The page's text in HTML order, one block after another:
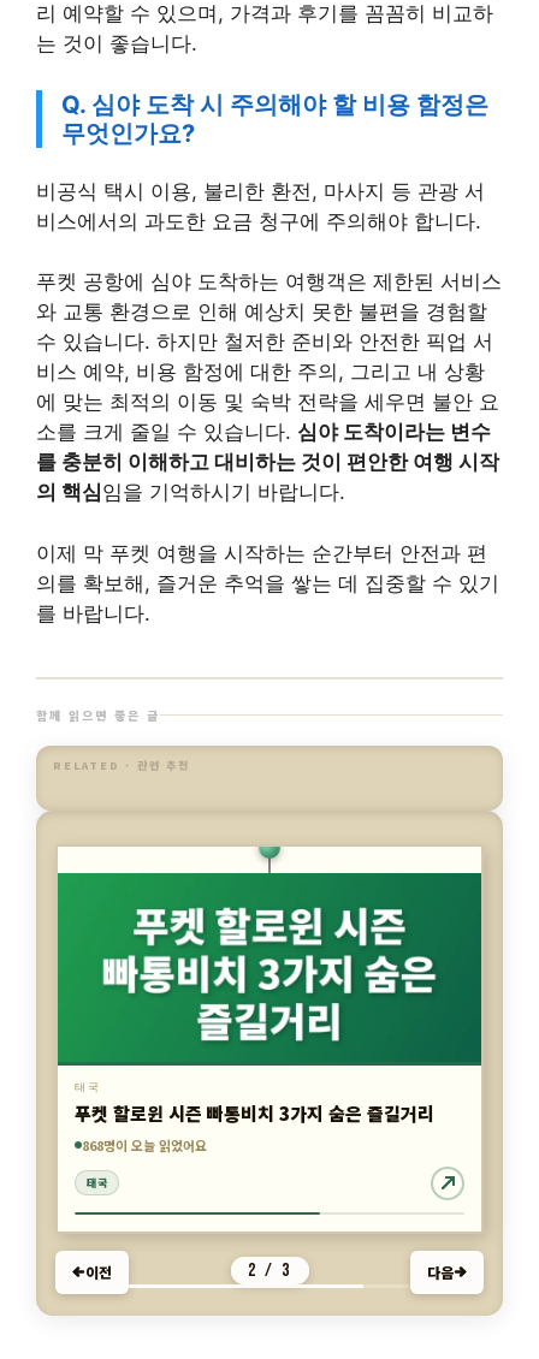
리 예약할 수 있으며, 가격과 후기를 꼼꼼히 비교하
는 것이 좋습니다.
Q. 심야 도착 시 주의해야 할 비용 함정은
무엇인가요?
비공식 택시 이용, 불리한 환전, 마사지 등 관광 서
비스에서의 과도한 요금 청구에 주의해야 합니다.
푸켓 공항에 심야 도착하는 여행객은 제한된 서비스
와 교통 환경으로 인해 예상치 못한 불편을 경험할
수 있습니다. 하지만 철저한 준비와 안전한 픽업 서
비스 예약, 비용 함정에 대한 주의, 그리고 내 상황
에 맞는 최적의 이동 및 숙박 전략을 세우면 불안 요
소를 크게 줄일 수 있습니다. 심야 도착이라는 변수
를 충분히 이해하고 대비하는 것이 편안한 여행 시작
의 핵심임을 기억하시기 바랍니다.
이제 막 푸켓 여행을 시작하는 순간부터 안전과 편
의를 확보해, 즐거운 추억을 쌓는 데 집중할 수 있기
를 바랍니다.
함께 읽으면 좋은 글
RELATED · 관련 추천
5,126명이 오늘 읽었어요
태국
푸켓 할로윈 시즌 빠통비치 3가지 숨은 즐길거리
868명이 오늘 읽었어요
태국
4,262명이 오늘 읽었어요
이전 3 / 3 다음